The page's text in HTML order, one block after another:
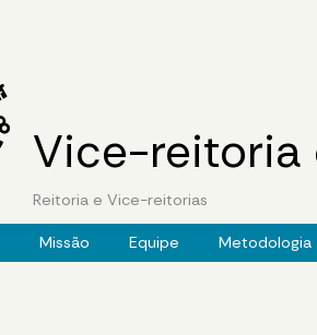
Vice-reitoria
Reitoria e Vice-reitorias
Missão Equipe Metodologia